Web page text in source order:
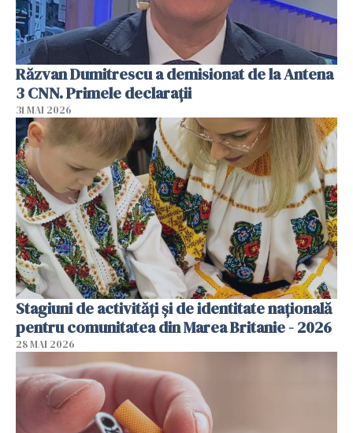
Răzvan Dumitrescu a demisionat de la Antena
3 CNN. Primele declarații
31 MAI 2026
Stagiuni de activități și de identitate națională
pentru comunitatea din Marea Britanie - 2026
28 MAI 2026